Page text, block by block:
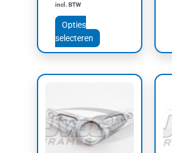
incl. BTW
Opties
selecteren
Prijsklasse:
€48,75
heeft
meerdere
variaties.